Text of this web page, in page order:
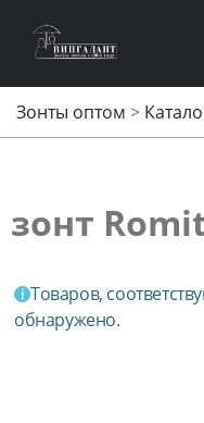
Зонты оптом >
зонт
Товаров,
обнаружено.